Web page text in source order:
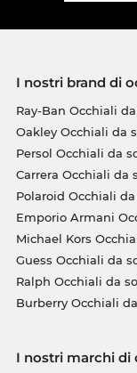
I nostri brand di
Ray-Ban Occhiali
Oakley Occhiali da
Persol Occhiali da
Carrera Occhiali da
Polaroid Occhiali
Emporio Armani
Michael Kors
Guess Occhiali da
Ralph Occhiali da
Burberry Occhiali
I nostri marchi di